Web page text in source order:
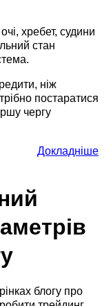
хребет, судини
стан
ніж
постаратися
чергу
Докладніше
блогу про